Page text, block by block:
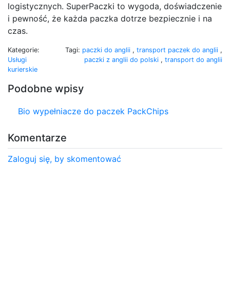
logistycznych. SuperPaczki to wygoda, doświadczenie
i pewność, że każda paczka dotrze bezpiecznie i na
czas.
Kategorie:
Usługi
kurierskie
Tagi: paczki do anglii , transport paczek do anglii ,
paczki z anglii do polski , transport do anglii
Podobne wpisy
Bio wypełniacze do paczek PackChips
Komentarze
Zaloguj się, by skomentować